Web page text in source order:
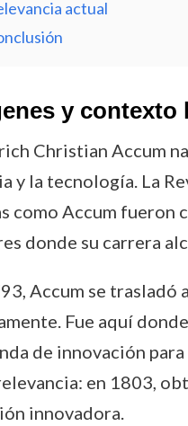
actual
y contexto
Christian Accum
y la tecnología. La
como Accum fueron
donde su carrera
Accum se trasladó
Fue aquí
de innovación
en 1803,
innovadora.